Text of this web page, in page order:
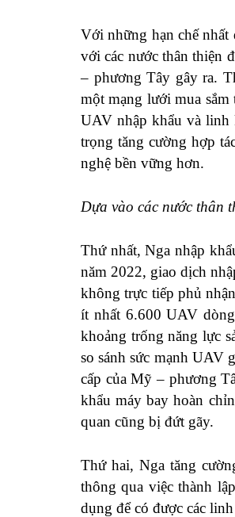
Với những hạn chế
với các nước thân thiện
– phương Tây gây ra.
một mạng lưới mua
UAV nhập khẩu và linh
trọng tăng cường hợp
nghệ bền vững hơn.
Dựa vào các nước thân
Thứ nhất, Nga nhập
năm 2022, giao dịch
không trực tiếp phủ
ít nhất 6.600 UAV
khoảng trống năng lực
so sánh sức mạnh UAV
cấp của Mỹ – phương
khẩu máy bay hoàn
quan cũng bị đứt gãy.
Thứ hai, Nga tăng
thông qua việc thành
dụng để có được các